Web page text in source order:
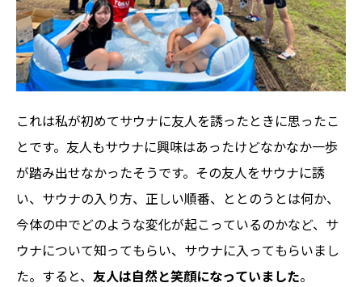
これは私が初めてサウナに友人を誘ったときに思ったこ
とです。友人もサウナに興味はあったけどなかなか一歩
が踏み出せなかったそうです。その友人をサウナに誘
い、サウナの入り方、正しい順番、ととのうとは何か、
今体の中でどのような変化が起こっているのかなど、サ
ウナについて知ってもらい、サウナに入ってもらいまし
た。すると、 友人は自然と笑顔になっていました。